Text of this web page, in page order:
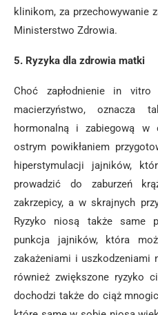
klinikom, za przechowywanie
Ministerstwo Zdrowia.
5. Ryzyka dla zdrowia matki
Choć zapłodnienie in vitro
macierzyństwo, oznacza
hormonalną i zabiegową w
ostrym powikłaniem
hiperstymulacji jajników,
prowadzić do zaburzeń
zakrzepicy, a w skrajnych
Ryzyko niosą także same
punkcja jajników, która
zakażeniami i uszkodzeniami
również zwiększone ryzyko
dochodzi także do ciąż